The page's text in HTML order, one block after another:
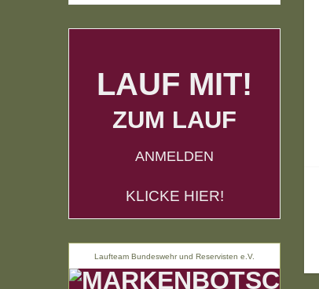
LAUF MIT!
ZUM LAUF
ANMELDEN
KLICKE HIER!
Laufteam Bundeswehr und Reservisten e.V.